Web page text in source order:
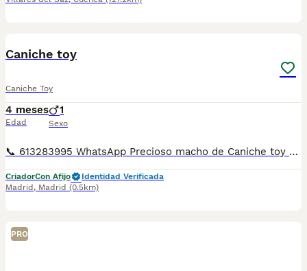
Caniche toy
Caniche Toy
4 meses
Edad
1
Sexo
📞 613283995 WhatsApp Precioso macho de Caniche toy todo un espectáculo de cachorro , su nombre es Rojito Entregamos nuestros pequeños cachorritos con todas las garantías y cuidados necesarios , disponemos de núcleo zoológico para crianza y venta de nuestros cachorros . ✅Desparasitaciones y vacunas correspondientes a su edad . ✅Cartilla de vacunación . ✅Revisiones veterinarias . ✅Garantías víricas de 15 días . ✅Garantías genéticas de un año . Seriedad , confianza y bienestar animal son nuestra prioridad . También ofrecemos transporte propio para nuestros pequeños cachorros a toda la península , el pago lo podéis hacer contra reembolso . (con coste adicional) . Mandamos a toda España . Toledo, Málaga, Alicante, Valencia, Bilbao, Asturias, Vizcaya, Barcelona, Tarragona, Sevilla, Murcia, Valladolid, Ávila, Salamanca etc... Disponemos de varias razas Si no esta la raza que queréis llámanos , intentaremos encontrártela , trabajamos con los mejores criadores de España .
CriadorCon Afijo
Identidad Verificada
Madrid , Madrid (0.5km)
PRO